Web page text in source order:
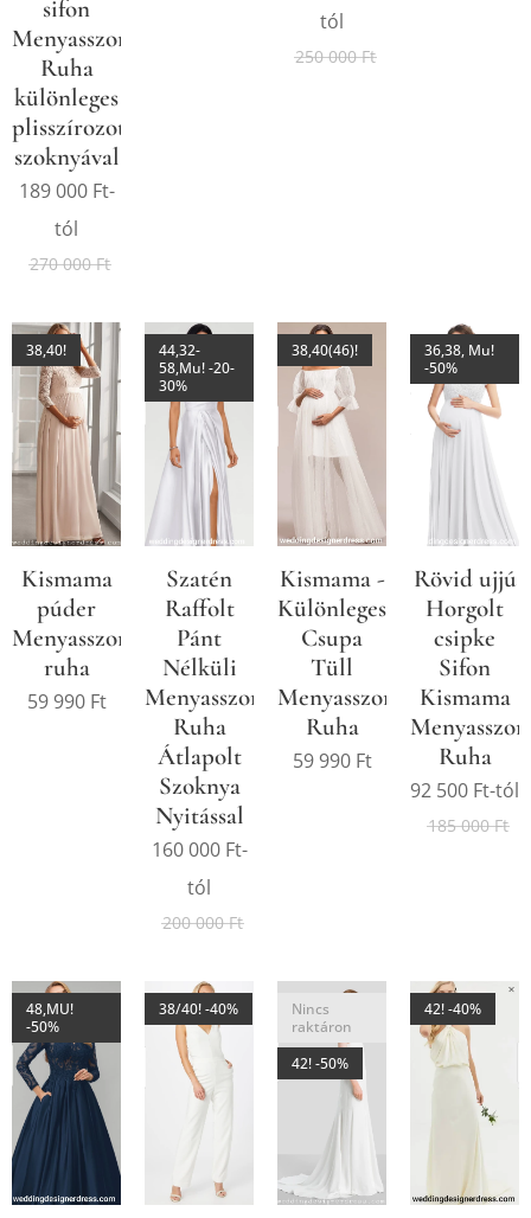
sifon
Menyasszonyi
Ruha
különleges
plisszírozott
szoknyával
189 000Ft-
tól
270 000Ft
tól
250 000Ft
Kismama
púder
Menyasszonyi/Alkalmi
ruha
38,40!
59 990Ft
Szatén
Raffolt
Pánt
Nélküli
Menyasszonyi
Ruha
Átlapolt
Szoknya
Nyitással
44,32-
58,Mu! -20-
30%
160 000Ft-
tól
200 000Ft
Kismama -
Különleges
Csupa
Tüll
Menyasszonyi
Ruha
38,40(46)!
59 990Ft
Rövid ujjú
Horgolt
csipke
Sifon
Kismama
Ruha
36,38, Mu!
-50%
92 500 Ft-tól
185 000Ft
48,MU!
-50%
38/40! -40%
Nincs
raktáron
42! -50%
42! -40%